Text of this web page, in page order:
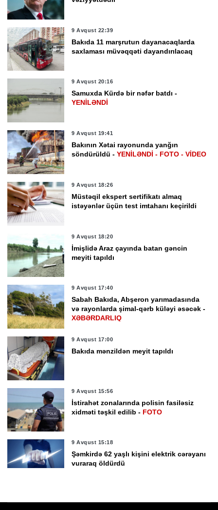
9 Avqust 22:39
Bakıda 11 marşrutun dayanacaqlarda
saxlaması müvəqqəti dayandırılacaq
9 Avqust 20:16
Samuxda Kürdə bir nəfər batdı -
YENİLƏNDİ
9 Avqust 19:41
Bakının Xətai rayonunda yanğın
söndürüldü -YENİLƏNDİ - FOTO - VİDEO
9 Avqust 18:26
Müstəqil ekspert sertifikatı almaq
istəyənlər üçün test imtahanı keçirildi
9 Avqust 18:20
İmişlidə Araz çayında batan gəncin
meyiti tapıldı
9 Avqust 17:40
Sabah Bakıda, Abşeron yarımadasında
və rayonlarda şimal-qərb küləyi əsəcək -
XƏBƏRDARLIQ
9 Avqust 17:00
Bakıda mənzildən meyit tapıldı
9 Avqust 15:56
İstirahət zonalarında polisin fasiləsiz
xidməti təşkil edilib - FOTO
9 Avqust 15:18
Şəmkirdə 62 yaşlı kişini elektrik cərəyanı
vuraraq öldürdü